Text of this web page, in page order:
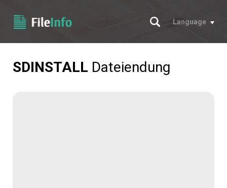
Suche
Language
SDINSTALL Dateiendung